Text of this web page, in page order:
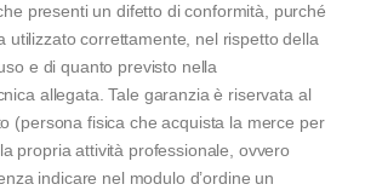
presenti un difetto di conformità, purché
utilizzato correttamente, nel rispetto della
e di quanto previsto nella
allegata. Tale garanzia è riservata al
(persona fisica che acquista la merce per
propria attività professionale, ovvero
indicare nel modulo d’ordine un